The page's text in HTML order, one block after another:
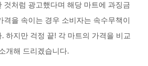
것처럼 광고했다며 해당 마트에 과징금
격을 속이는 경우 소비자는 속수무책이
. 하지만 걱정 끝! 각 마트의 가격을 비교
개해 드리겠습니다.